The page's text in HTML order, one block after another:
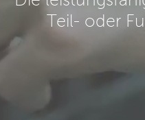
Teil- oder